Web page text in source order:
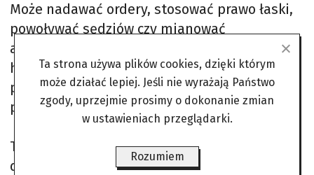
Może nadawać ordery, stosować prawo łaski,
powoływać sędziów czy mianować
ambasadorów. Prezydent może być
hamulcowym i wetować ustawy, ale może też
podejmować inicjatywy ustawodawcze i nie
przeszkadzać w realizacji dobrego prawa.
Ta kampania pokazała, że nie mamy szczęścia
do kandydatów. Zaledwie kilku z nich
Ta strona używa plików cookies, dzięki którym
może działać lepiej. Jeśli nie wyrażają Państwo
zgody, uprzejmie prosimy o dokonanie zmian
w ustawieniach przeglądarki.
Rozumiem